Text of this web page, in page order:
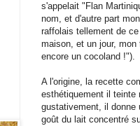
s'appelait "Flan
nom, et d'autre part
raffolais tellement de
maison, et un jour,
encore un cocoland !").
A l'origine, la recette
esthétiquement il teinte
gustativement, il donne
goût du lait concentré